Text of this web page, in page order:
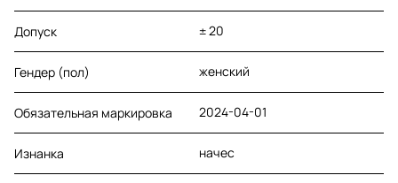
Допуск ± 20
Гендер (пол) женский
Обязательная маркировка 2024-04-01
Изнанка начес